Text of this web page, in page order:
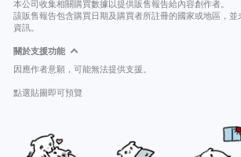
本公司收集相關購買數據以提供販售報告給內容創作者。
該販售報告包含購買日期及購買者所註冊的國家或地區，並
資訊。
關於支援功能
因應作者意願，可能無法提供支援。
點選貼圖即可預覽